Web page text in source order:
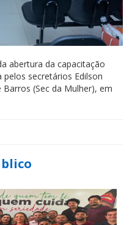
abertura da capacitação
secretários Edilson
Barros (Sec da Mulher), em